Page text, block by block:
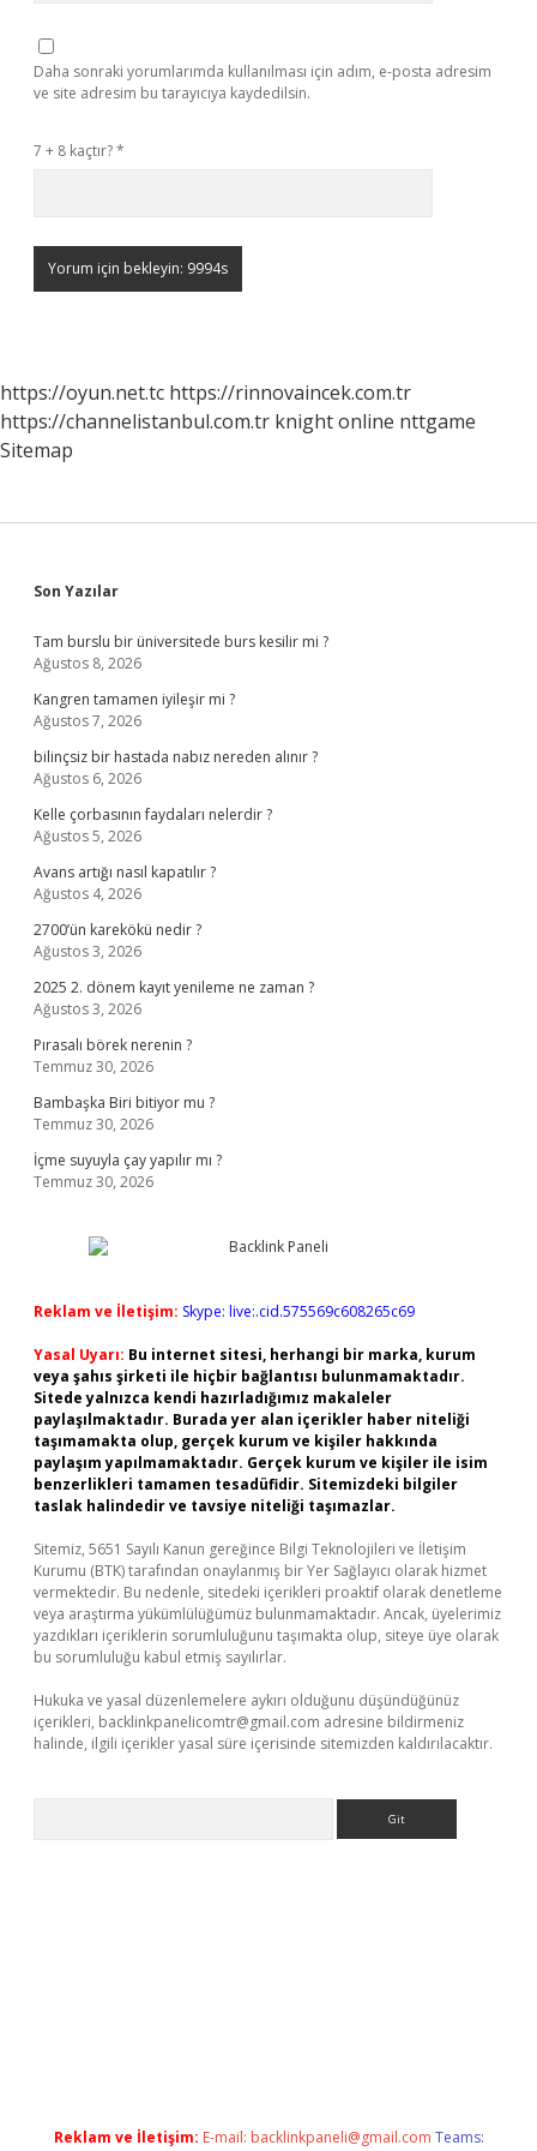
Daha sonraki yorumlarımda kullanılması için adım, e-posta adresim
ve site adresim bu tarayıcıya kaydedilsin.
7 + 8 kaçtır?*
https://oyun.net.tc https://rinnovaincek.com.tr
https://channelistanbul.com.tr knight online nttgame
Sitemap
Sidebar
Son Yazılar
Tam burslu bir üniversitede burs kesilir mi ?
Ağustos 8, 2026
Kangren tamamen iyileşir mi ?
Ağustos 7, 2026
bilinçsiz bir hastada nabız nereden alınır ?
Ağustos 6, 2026
Kelle çorbasının faydaları nelerdir ?
Ağustos 5, 2026
Avans artığı nasıl kapatılır ?
Ağustos 4, 2026
2700’ün karekökü nedir ?
Ağustos 3, 2026
2025 2. dönem kayıt yenileme ne zaman ?
Ağustos 3, 2026
Pırasalı börek nerenin ?
Temmuz 30, 2026
Bambaşka Biri bitiyor mu ?
Temmuz 30, 2026
İçme suyuyla çay yapılır mı ?
Temmuz 30, 2026
Reklam ve İletişim: Skype: live:.cid.575569c608265c69
Yasal Uyarı: Bu internet sitesi, herhangi bir marka, kurum
veya şahıs şirketi ile hiçbir bağlantısı bulunmamaktadır.
Sitede yalnızca kendi hazırladığımız makaleler
paylaşılmaktadır. Burada yer alan içerikler haber niteliği
taşımamakta olup, gerçek kurum ve kişiler hakkında
paylaşım yapılmamaktadır. Gerçek kurum ve kişiler ile isim
benzerlikleri tamamen tesadüfidir. Sitemizdeki bilgiler
taslak halindedir ve tavsiye niteliği taşımazlar.
Sitemiz, 5651 Sayılı Kanun gereğince Bilgi Teknolojileri ve İletişim
Kurumu (BTK) tarafından onaylanmış bir Yer Sağlayıcı olarak hizmet
vermektedir. Bu nedenle, sitedeki içerikleri proaktif olarak denetleme
veya araştırma yükümlülüğümüz bulunmamaktadır. Ancak, üyelerimiz
yazdıkları içeriklerin sorumluluğunu taşımakta olup, siteye üye olarak
bu sorumluluğu kabul etmiş sayılırlar.
Hukuka ve yasal düzenlemelere aykırı olduğunu düşündüğünüz
içerikleri, backlinkpanelicomtr@gmail.com adresine bildirmeniz
halinde, ilgili içerikler yasal süre içerisinde sitemizden kaldırılacaktır.
Reklam ve İletişim: E-mail: backlinkpaneli@gmail.com Teams: